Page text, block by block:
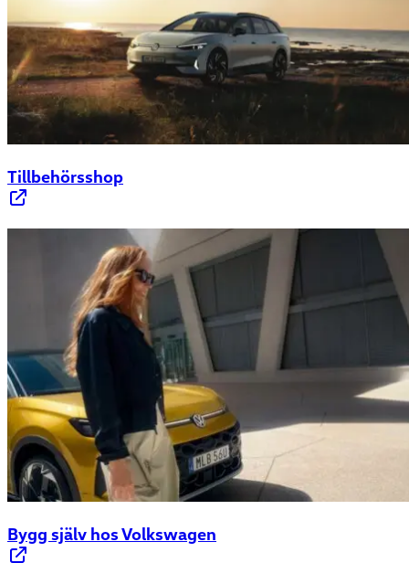
Tillbehörsshop
Bygg själv hos Volkswagen